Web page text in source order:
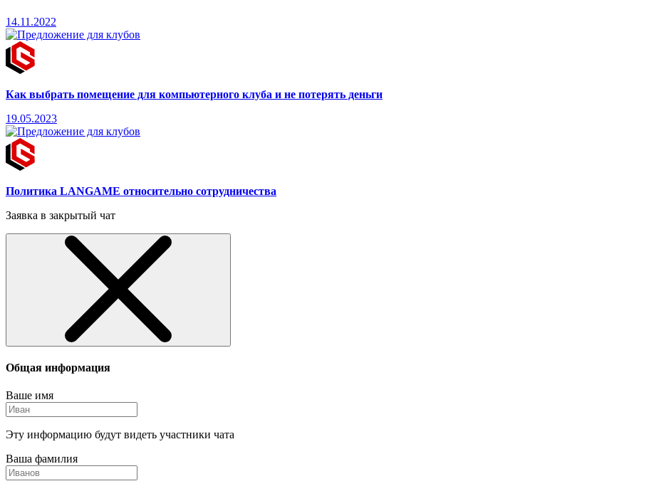
14.11.2022
Как выбрать помещение для компьютерного клуба и не потерять деньги
19.05.2023
Политика LANGAME относительно сотрудничества
Заявка в закрытый чат
Общая информация
Ваше имя
Эту информацию будут видеть участники чата
Ваша фамилия